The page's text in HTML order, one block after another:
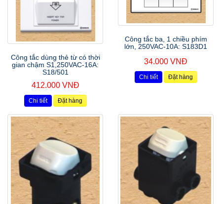
Công tắc dùng thẻ từ có thời
gian chậm S1,250VAC-16A:
S18/501
412.000 VNĐ
Chi tiết Đặt hàng
Công tắc ba, 1 chiều phím
lớn, 250VAC-10A: S183D1
34.000 VNĐ
Chi tiết Đặt hàng